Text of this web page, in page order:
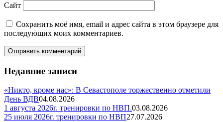
Сайт
Сохранить моё имя, email и адрес сайта в этом браузере для
последующих моих комментариев.
Недавние записи
«Никто, кроме нас»: В Севастополе торжественно отметили
День ВДВ04.08.2026
1 августа 2026г. тренировки по НВП.03.08.2026
25 июля 2026г. тренировки по НВП27.07.2026